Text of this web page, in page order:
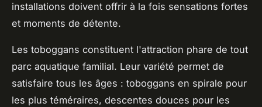
installations doivent offrir à la fois sensations fortes
et moments de détente.
Les toboggans constituent l'attraction phare de tout
parc aquatique familial. Leur variété permet de
satisfaire tous les âges : toboggans en spirale pour
les plus téméraires, descentes douces pour les